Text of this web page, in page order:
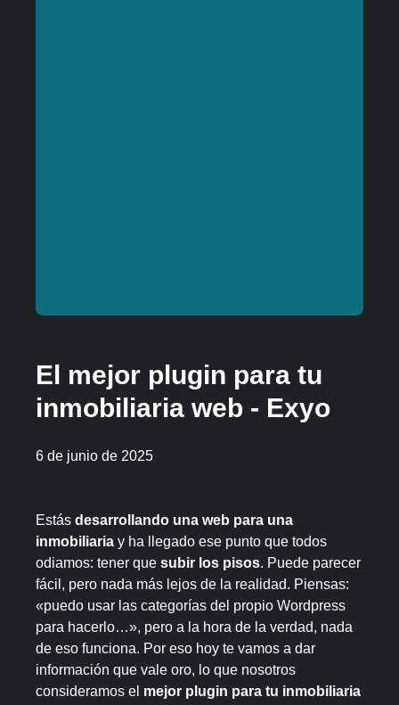
El mejor plugin para tu
inmobiliaria web - Exyo
6 de junio de 2025
Estás desarrollando una web para una
inmobiliaria y ha llegado ese punto que todos
odiamos: tener que subir los pisos. Puede parecer
fácil, pero nada más lejos de la realidad. Piensas:
«puedo usar las categorías del propio Wordpress
para hacerlo…», pero a la hora de la verdad, nada
de eso funciona. Por eso hoy te vamos a dar
información que vale oro, lo que nosotros
consideramos el mejor plugin para tu inmobiliaria